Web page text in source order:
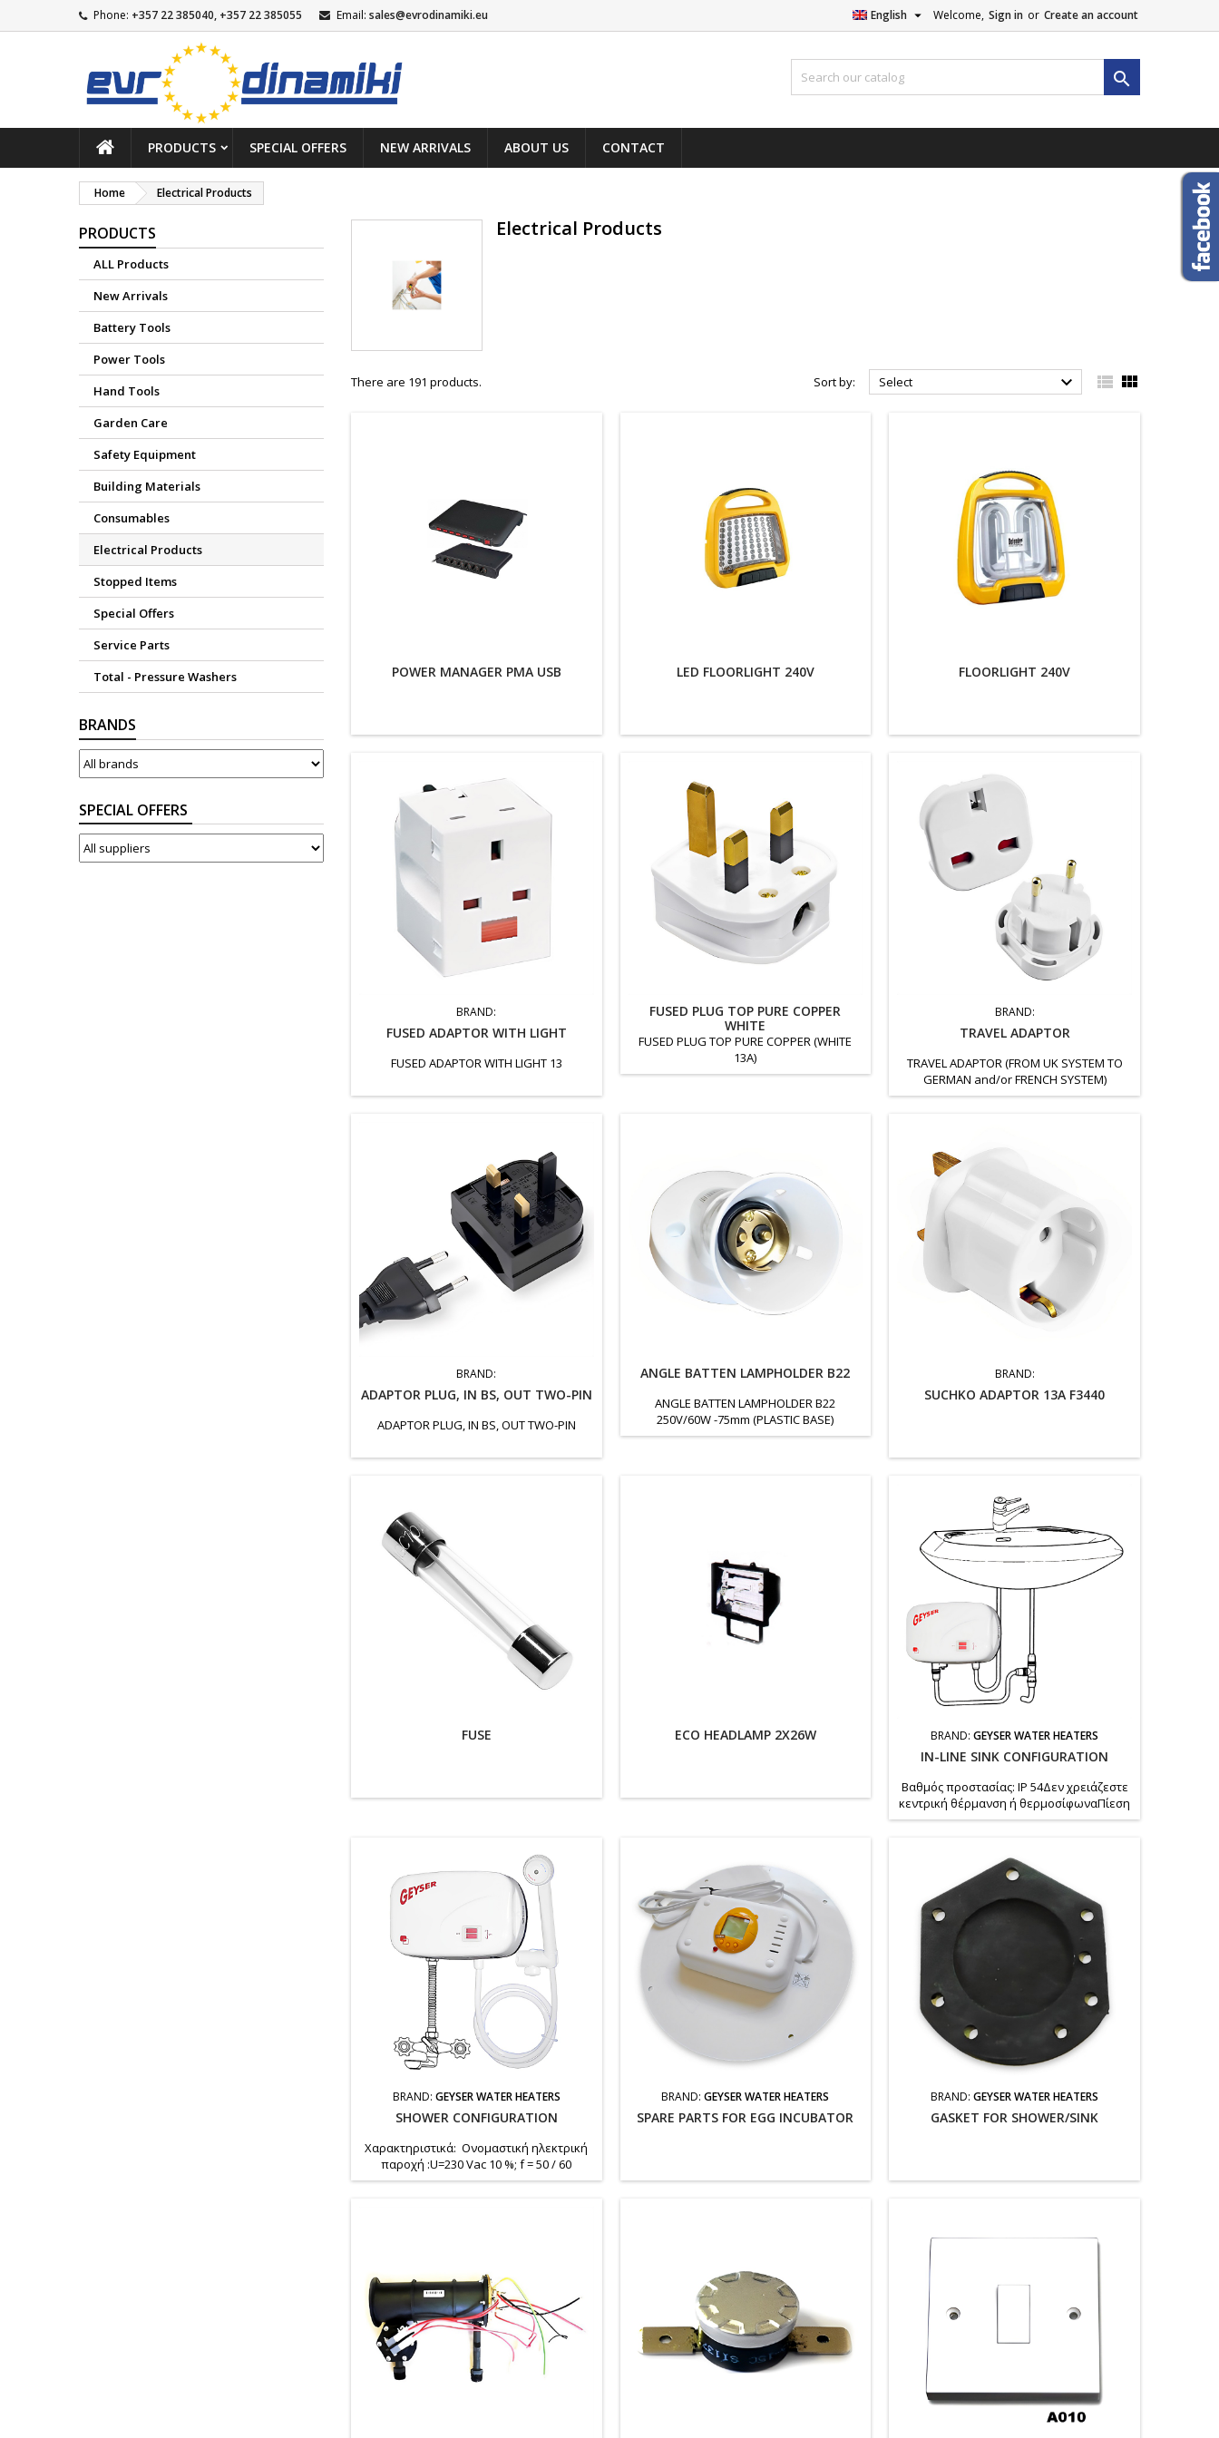
Phone: +357 22 385040, +357 22 385055 Email: sales@evrodinamiki.eu Welcome, Sign in or Create an account
English 

PRODUCTS SPECIAL OFFERS NEW ARRIVALS ABOUT US CONTACT
Home Electrical Products
PRODUCTS
ALL Products
New Arrivals
Battery Tools
Power Tools
Hand Tools
Garden Care
Safety Equipment
Building Materials
Consumables
Electrical Products
Stopped Items
Special Offers
Service Parts
Total - Pressure Washers
BRANDS
SUPPLIERS
Electrical Products
There are 191 products. Sort by: Select   
POWER MANAGER PMA USB LED FLOORLIGHT 240V FLOORLIGHT 240V
BRAND:
FUSED ADAPTOR WITH LIGHT
FUSED ADAPTOR WITH LIGHT 13
FUSED PLUG TOP PURE COPPER
WHITE
FUSED PLUG TOP PURE COPPER (WHITE
13A)
BRAND:
TRAVEL ADAPTOR
TRAVEL ADAPTOR (FROM UK SYSTEM TO
GERMAN and/or FRENCH SYSTEM)
BRAND:
ADAPTOR PLUG, IN BS, OUT TWO-PIN
ADAPTOR PLUG, IN BS, OUT TWO-PIN
ANGLE BATTEN LAMPHOLDER B22
ANGLE BATTEN LAMPHOLDER B22
250V/60W -75mm (PLASTIC BASE)
BRAND:
SUCHKO ADAPTOR 13A F3440
FUSE ECO HEADLAMP 2Χ26W BRAND:GEYSER WATER HEATERS
IN-LINE SINK CONFIGURATION
Βαθμός προστασίας: IP 54Δεν χρειάζεστε
κεντρική θέρμανση ή θερμοσίφωναΠίεση
λειτουργίας: 0,4 - 0,6 MPa (0.4 - 6 bar)Έχετε
θερμοκρασίας και πίεσης νερούΧωρίς
απώλειες νερού ή ενέργειαςΌμορφος
σχεδιασμός για την κουζίνα, το μπάνιο, το
εξοχικόΤο κύκλωμα θέρμανσης νερού
είναι κατασκευασμένο εγκεκριμένα...
BRAND: GEYSER WATER HEATERS
SHOWER CONFIGURATION
Χαρακτηριστικά: Ονομαστική ηλεκτρική
παροχή :U=230 Vac 10 %; f = 50 / 60
HzΜέγιστη παρεχόμενη ισχύς: 5,5 kW285
Βαθμός προστασίας: IP54 Προστασία από
την υγρασία: IPX4 (κατά...
BRAND:GEYSER WATER HEATERS
SPARE PARTS FOR EGG INCUBATOR
BRAND:GEYSER WATER HEATERS
GASKET FOR SHOWER/SINK